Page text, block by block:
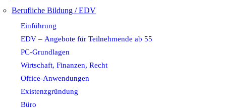
Berufliche Bildung / EDV
Einführung
EDV – Angebote für Teilnehmende ab 55
PC-Grundlagen
Wirtschaft, Finanzen, Recht
Office-Anwendungen
Existenzgründung
Büro